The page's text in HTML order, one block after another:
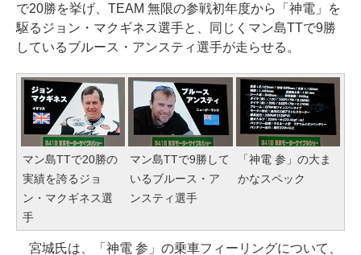
で20勝を挙げ、TEAM 無限の参戦初年度から「神電」を
駆るジョン・マクギネス選手と、同じくマン島TTで9勝
しているブルース・アンスティ選手が走らせる。
マン島TTで20勝の
実績を誇るジョ
ン・マクギネス選
手
マン島TTで9勝して
いるブルース・ア
ンスティ選手
「神電 参」の大ま
かなスペック
宮城氏は、「神電 参」の乗車フィーリングについて、